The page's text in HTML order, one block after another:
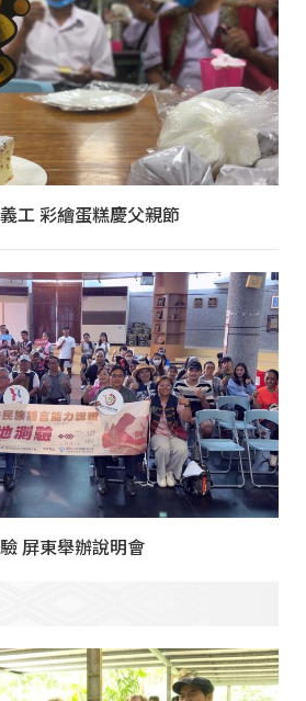
工 彩繪蛋糕慶父親節
屏東舉辦說明會